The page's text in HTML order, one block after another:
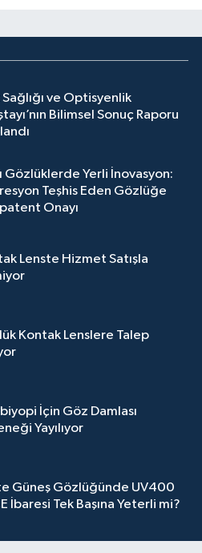
ve Optisyenlik
Bilimsel Sonuç Raporu
Gözlüklerde Yerli İnovasyon:
Teşhis Eden Gözlüğe
Onayı
Lenste Hizmet Satışla
Kontak Lenslere Talep
İçin Göz Damlası
Yayılıyor
Güneş Gözlüğünde UV400
İbaresi Tek Başına Yeterli mi?